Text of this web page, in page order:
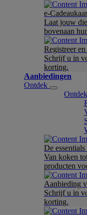
e-
Laat jouw
bovenaan
Registreer
Schrijf u in
korting.
Aanbiedingen
Ontdek
Ontdek
De
Van koken
producten
Aanbieding
Schrijf u in
korting.